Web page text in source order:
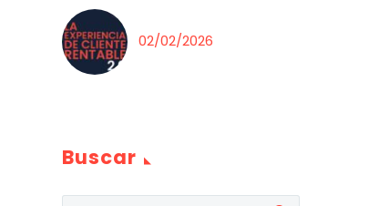
02/02/2026
Buscar